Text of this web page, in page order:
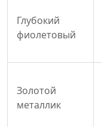
Глубокий
фиолетовый
Золотой
металлик